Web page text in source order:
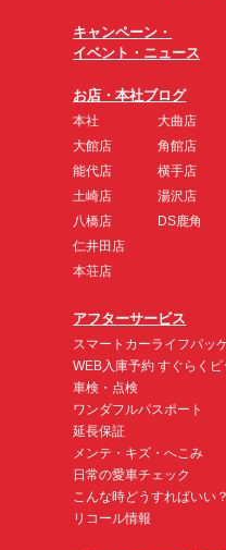
キャンペーン・
イベント・ニュース
お店・本社ブログ
本社
大館店
能代店
土崎店
八橋店
仁井田店
本荘店
大曲店
角館店
横手店
湯沢店
DS鹿角
アフターサービス
スマートカーライフパッ
WEB入庫予約 すぐらくピ
車検・点検
ワンダフルパスポート
延長保証
メンテ・キズ・へこみ
日常の愛車チェック
こんな時どうすればいい？
リコール情報